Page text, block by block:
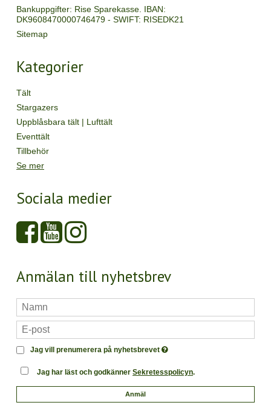
Bankuppgifter: Rise Sparekasse. IBAN:
DK9608470000746479 - SWIFT: RISEDK21
Sitemap
Kategorier
Tält
Stargazers
Uppblåsbara tält | Lufttält
Eventtält
Tillbehör
Se mer
Sociala medier
Anmälan till nyhetsbrev
Jag vill prenumerera på nyhetsbrevet
Jag har läst och godkännerSekretesspolicyn.
Anmäl